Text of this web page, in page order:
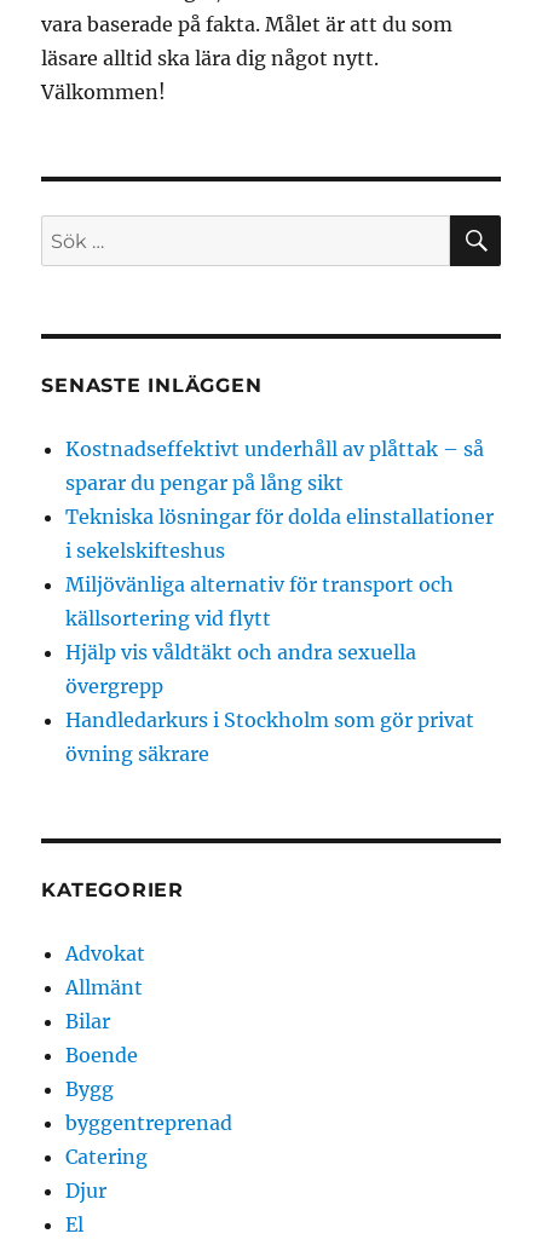
vara baserade på fakta. Målet är att du som
läsare alltid ska lära dig något nytt.
Välkommen!
Sök
efter:
SENASTE INLÄGGEN
Kostnadseffektivt underhåll av plåttak – så
sparar du pengar på lång sikt
Tekniska lösningar för dolda elinstallationer
i sekelskifteshus
Miljövänliga alternativ för transport och
källsortering vid flytt
Hjälp vis våldtäkt och andra sexuella
övergrepp
Handledarkurs i Stockholm som gör privat
övning säkrare
KATEGORIER
Advokat
Allmänt
Bilar
Boende
Bygg
byggentreprenad
Catering
Djur
El